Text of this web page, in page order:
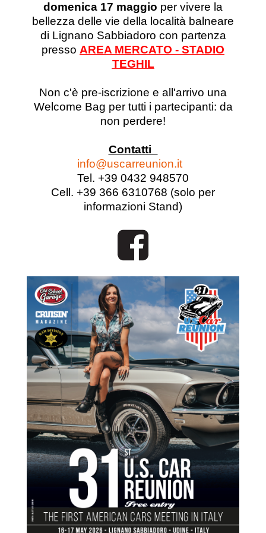
domenica 17 maggio per vivere la
bellezza delle vie della località balneare
di Lignano Sabbiadoro con partenza
presso AREA MERCATO - STADIO
TEGHIL
Non c'è pre-iscrizione e all'arrivo una
Welcome Bag per tutti i partecipanti: da
non perdere!
Contatti
info@uscarreunion.it
Tel. +39 0432 948570
Cell. +39 366 6310768 (solo per
informazioni Stand)